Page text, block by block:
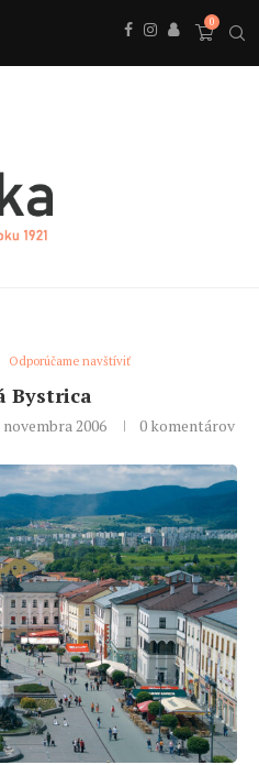
0
Odporúčame navštíviť
Bystrica
novembra 2006 0 komentárov